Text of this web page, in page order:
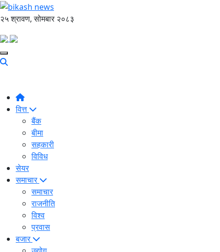
२५ श्रावण, सोमबार २०८३
वित्त
बैंक
बीमा
सहकारी
विविध
सेयर
समाचार
समाचार
राजनीति
विश्व
प्रवास
बजार